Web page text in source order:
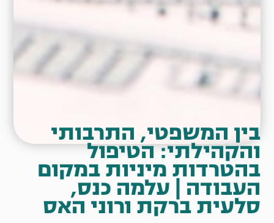
בין המשפטי, התרבותי
והקהילתי: הטיפול
בהטרדות מיניות במקום
העבודה | עלמה כנס,
סלעית ברקת ורוני האס